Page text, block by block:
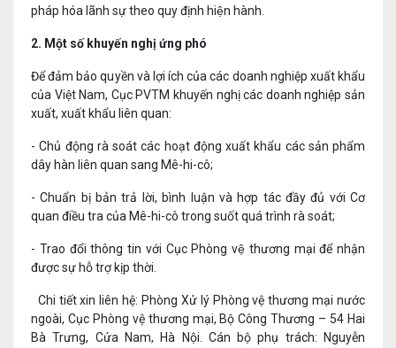
pháp hóa lãnh sự theo quy định hiện hành.
2. Một số khuyến nghị ứng phó
Để đảm bảo quyền và lợi ích của các doanh nghiệp xuất khẩu
của Việt Nam, Cục PVTM khuyến nghị các doanh nghiệp sản
xuất, xuất khẩu liên quan:
- Chủ động rà soát các hoạt động xuất khẩu các sản phẩm
dây hàn liên quan sang Mê-hi-cô;
- Chuẩn bị bản trả lời, bình luận và hợp tác đầy đủ với Cơ
quan điều tra của Mê-hi-cô trong suốt quá trình rà soát;
- Trao đổi thông tin với Cục Phòng vệ thương mại để nhận
được sự hỗ trợ kịp thời.
Chi tiết xin liên hệ: Phòng Xử lý Phòng vệ thương mại nước
ngoài, Cục Phòng vệ thương mại, Bộ Công Thương – 54 Hai
Bà Trưng, Cửa Nam, Hà Nội. Cán bộ phụ trách: Nguyễn